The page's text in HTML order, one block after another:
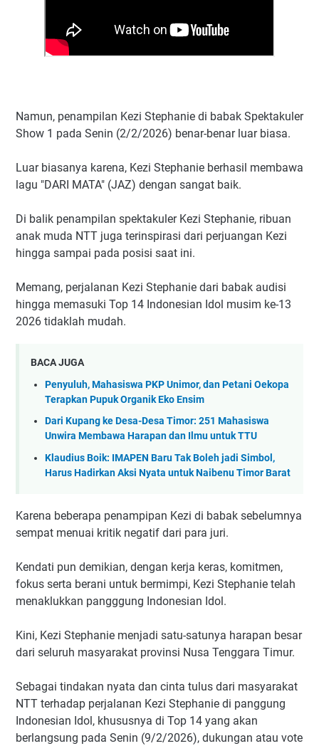
Namun, penampilan Kezi Stephanie di babak Spektakuler
Show 1 pada Senin (2/2/2026) benar-benar luar biasa.
Luar biasanya karena, Kezi Stephanie berhasil membawa
lagu "DARI MATA" (JAZ) dengan sangat baik.
Di balik penampilan spektakuler Kezi Stephanie, ribuan
anak muda NTT juga terinspirasi dari perjuangan Kezi
hingga sampai pada posisi saat ini.
Memang, perjalanan Kezi Stephanie dari babak audisi
hingga memasuki Top 14 Indonesian Idol musim ke-13
2026 tidaklah mudah.
BACA JUGA
Penyuluh, Mahasiswa PKP Unimor, dan Petani Oekopa
Terapkan Pupuk Organik Eko Ensim
Dari Kupang ke Desa-Desa Timor: 251 Mahasiswa
Unwira Membawa Harapan dan Ilmu untuk TTU
Klaudius Boik: IMAPEN Baru Tak Boleh jadi Simbol,
Harus Hadirkan Aksi Nyata untuk Naibenu Timor Barat
Karena beberapa penampipan Kezi di babak sebelumnya
sempat menuai kritik negatif dari para juri.
Kendati pun demikian, dengan kerja keras, komitmen,
fokus serta berani untuk bermimpi, Kezi Stephanie telah
menaklukkan pangggung Indonesian Idol.
Kini, Kezi Stephanie menjadi satu-satunya harapan besar
dari seluruh masyarakat provinsi Nusa Tenggara Timur.
Sebagai tindakan nyata dan cinta tulus dari masyarakat
NTT terhadap perjalanan Kezi Stephanie di panggung
Indonesian Idol, khususnya di Top 14 yang akan
berlangsung pada Senin (9/2/2026), dukungan atau vote